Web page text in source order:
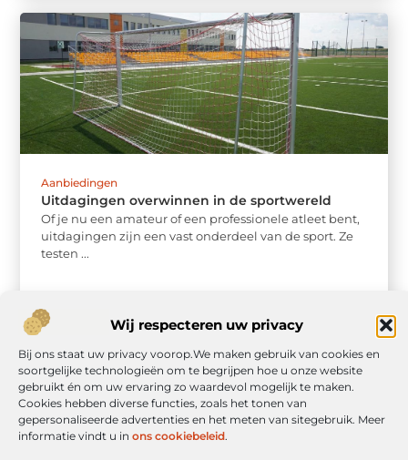
Wij respecteren uw privacy
Bij ons staat uw privacy voorop.We maken gebruik van cookies en
soortgelijke technologieën om te begrijpen hoe u onze website
gebruikt én om uw ervaring zo waardevol mogelijk te maken.
Cookies hebben diverse functies, zoals het tonen van
gepersonaliseerde advertenties en het meten van sitegebruik. Meer
informatie vindt u in ons cookiebeleid.
Aanbiedingen
Uitdagingen overwinnen in de sportwereld
Of je nu een amateur of een professionele atleet bent,
uitdagingen zijn een vast onderdeel van de sport. Ze
testen ...